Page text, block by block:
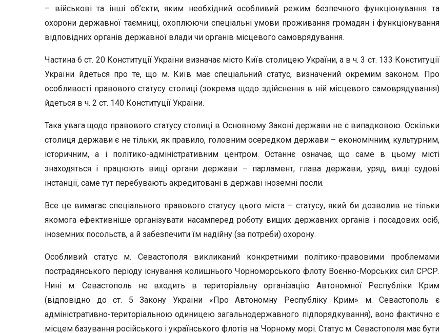
– військові та інші об’єкти, яким необхідний особливий режим безпечного функціонування та
охорони державної таємниці, охоплюючи спеціальні умови проживання громадян і функціонування
відповідних органів державної влади чи органів місцевого самоврядування.
Частина 6 ст. 20 Конституції України визначає місто Київ столицею України, а в ч. 3 ст. 133 Конституції
України йдеться про те, що м. Київ має спеціальний статус, визначений окремим законом. Про
особливості правового статусу столиці (зокрема щодо здійснення в ній місцевого самоврядування)
йдеться в ч. 2 ст. 140 Конституції України.
Така увага щодо правового статусу столиці в Основному Законі держави не є випадковою. Оскільки
столиця держави є не тільки, як правило, головним осередком держави – економічним, культурним,
історичним, а і політико-адміністративним центром. Останнє означає, що саме в цьому місті
знаходяться і працюють вищі органи держави – парламент, глава держави, уряд, вищі судові
інстанції, саме тут перебувають акредитовані в державі іноземні посли.
Все це вимагає спеціального правового статусу цього міста – статусу, який би дозволив не тільки
якомога ефективніше організувати насамперед роботу вищих державних органів і посадових осіб,
іноземних посольств, а й забезпечити їм надійну (за потреби) охорону.
Особливий статус м. Севастополя викликаний конкретними політико-правовими проблемами
пострадянського періоду існування колишнього Чорноморського флоту Воєнно-Морських сил СРСР.
Нині м. Севастополь не входить в територіальну організацію Автономної Республіки Крим
(відповідно до ст. 5 Закону України «Про Автономну Республіку Крим» м. Севастополь є
адміністративно-територіальною одиницею загальнодержавного підпорядкування), воно фактично є
місцем базування російського і українського флотів на Чорному морі. Статус м. Севастополя має бути